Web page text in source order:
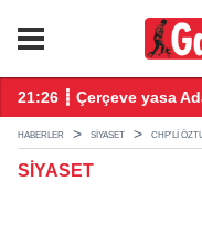
21:26 ┋ Çerçeve yasa
HABERLER SIYASET CHP'LI
SIYASET